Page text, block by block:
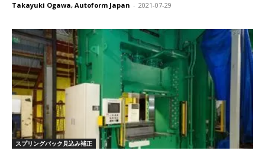
Takayuki Ogawa, Autoform Japan - 2021-07-29
スプリングバック見込み補正